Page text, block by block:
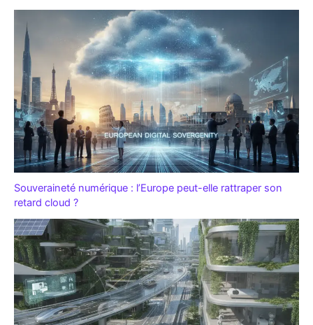
Souveraineté numérique : l’Europe peut-elle rattraper son
retard cloud ?